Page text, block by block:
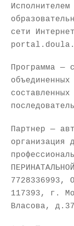
сети
Программа —
Партнер —
организация
7728336993,
117393, г.
Власова,